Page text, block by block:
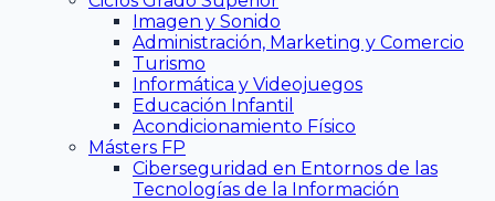
Imagen y Sonido
Administración, Marketing y Comercio
Turismo
Informática y Videojuegos
Educación Infantil
Acondicionamiento Físico
Másters FP
Ciberseguridad en Entornos de las
Tecnologías de la Información